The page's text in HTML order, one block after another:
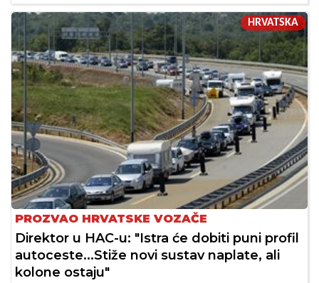
HRVATSKA
PROZVAO HRVATSKE VOZAČE
Direktor u HAC-u: "Istra će dobiti puni profil
autoceste...Stiže novi sustav naplate, ali
kolone ostaju"